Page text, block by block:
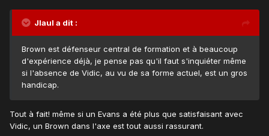
Jlaul a dit :
Brown est défenseur central de formation et à beaucoup
d'expérience déjà, je pense pas qu'il faut s'inquiéter même
si l'absence de Vidic, au vu de sa forme actuel, est un gros
handicap.
Tout à fait! même si un Evans a été plus que satisfaisant avec
Vidic, un Brown dans l'axe est tout aussi rassurant.